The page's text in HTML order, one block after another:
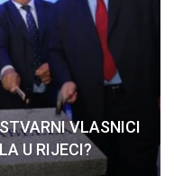
VLASNICI
U RIJECI?